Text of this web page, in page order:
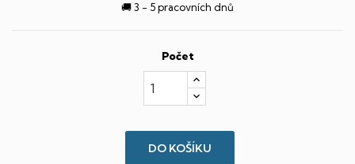
🚚 3 - 5 pracovních dnů
Počet
DO KOŠÍKU